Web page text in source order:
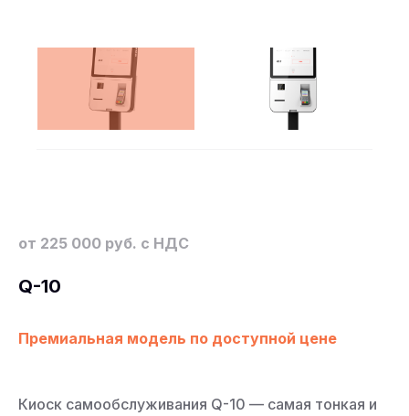
от 225 000 руб. с НДС
Q-10
Премиальная модель по доступной цене
Киоск самообслуживания Q-10 — самая тонкая и